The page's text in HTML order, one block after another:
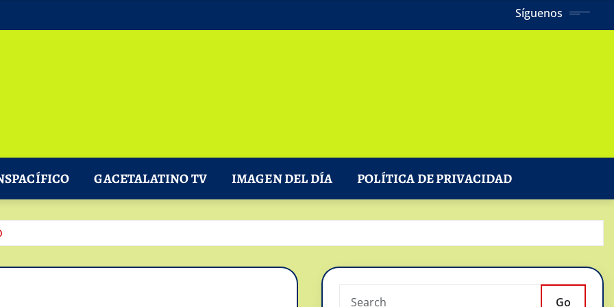
Síguenos
GACETALATINO TV IMAGEN DEL DÍA POLÍTICA DE PRIVACIDAD
Go